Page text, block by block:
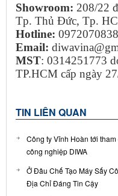
Showroom: 208/22
Tp. Thủ Đức, Tp.
Hotline: 0972070838
Email:
MST: 0314251773
TP.HCM cấp ngày
TIN LIÊN QUAN
Công ty Vĩnh Hoàn tới
công nghiệp DIWA
Ở Đâu Chế Tạo Máy Sấy
Địa Chỉ Đáng Tin Cậy